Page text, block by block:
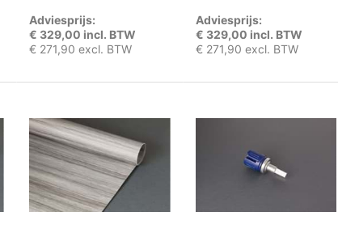
Adviesprijs:
€ 329,00 incl. BTW
€ 271,90 excl. BTW
Adviesprijs:
€ 329,00 incl. BTW
€ 271,90 excl. BTW